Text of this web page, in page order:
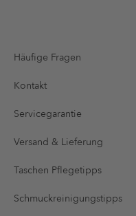
Häufige Fragen
Kontakt
Servicegarantie
Versand & Lieferung
Taschen Pflegetipps
Schmuckreinigungstipps